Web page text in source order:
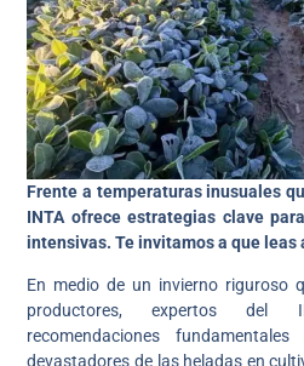
Frente a temperaturas inusuales
INTA ofrece estrategias clave
intensivas. Te invitamos a que leas
En medio de un invierno riguroso
productores, expertos del
recomendaciones
devastadores de las heladas en